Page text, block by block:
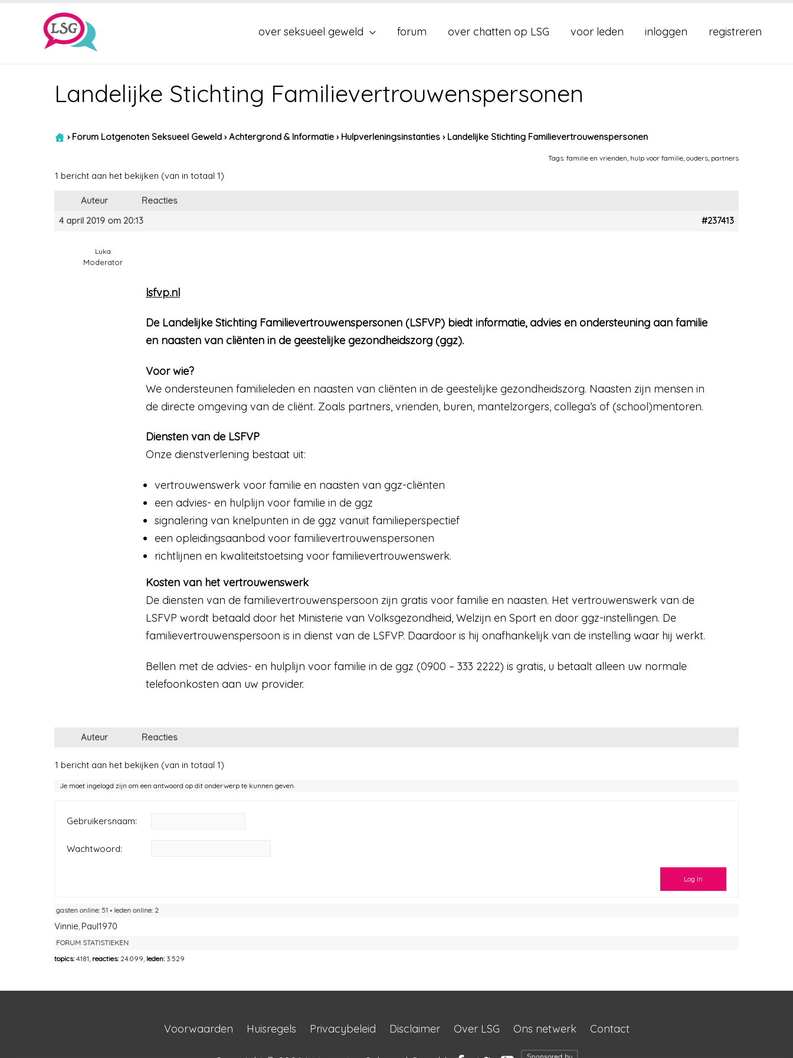
over seksueel geweld forum over chatten op LSG voor leden inloggen registreren
Landelijke Stichting Familievertrouwenspersonen
› Forum Lotgenoten Seksueel Geweld › Achtergrond & Informatie › Hulpverleningsinstanties › Landelijke Stichting Familievertrouwenspersonen
Tags: familie en vrienden, hulp voor familie, ouders, partners
1 bericht aan het bekijken (van in totaal 1)
Auteur
Reacties
4 april 2019 om 20:13
#237413
Luka
Moderator
lsfvp.nl
De Landelijke Stichting Familievertrouwenspersonen (LSFVP) biedt informatie, advies en ondersteuning aan familie
en naasten van cliënten in de geestelijke gezondheidszorg (ggz).
Voor wie?
We ondersteunen familieleden en naasten van cliënten in de geestelijke gezondheidszorg. Naasten zijn mensen in
de directe omgeving van de cliënt. Zoals partners, vrienden, buren, mantelzorgers, collega’s of (school)mentoren.
Diensten van de LSFVP
Onze dienstverlening bestaat uit:
vertrouwenswerk voor familie en naasten van ggz-cliënten
een advies- en hulplijn voor familie in de ggz
signalering van knelpunten in de ggz vanuit familieperspectief
een opleidingsaanbod voor familievertrouwenspersonen
richtlijnen en kwaliteitstoetsing voor familievertrouwenswerk.
Kosten van het vertrouwenswerk
De diensten van de familievertrouwenspersoon zijn gratis voor familie en naasten. Het vertrouwenswerk van de
LSFVP wordt betaald door het Ministerie van Volksgezondheid, Welzijn en Sport en door ggz-instellingen. De
familievertrouwenspersoon is in dienst van de LSFVP. Daardoor is hij onafhankelijk van de instelling waar hij werkt.
Bellen met de advies- en hulplijn voor familie in de ggz (0900 – 333 2222) is gratis, u betaalt alleen uw normale
telefoonkosten aan uw provider.
Auteur Reacties
1 bericht aan het bekijken (van in totaal 1)
Je moet ingelogd zijn om een antwoord op dit onderwerp te kunnen geven.
Gebruikersnaam:
Wachtwoord:
Log In
gasten online: 51 ▪︎ leden online: 2
Vinnie, Paul1970
FORUM STATISTIEKEN
topics: 4.181, reacties: 24.099, leden: 3.529
Voorwaarden Huisregels Privacybeleid Disclaimer Over LSG Ons netwerk Contact